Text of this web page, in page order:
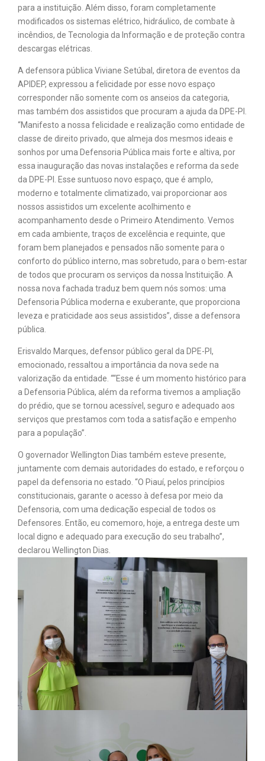
para a instituição. Além disso, foram completamente
modificados os sistemas elétrico, hidráulico, de combate à
incêndios, de Tecnologia da Informação e de proteção contra
descargas elétricas.
A defensora pública Viviane Setúbal, diretora de eventos da
APIDEP, expressou a felicidade por esse novo espaço
corresponder não somente com os anseios da categoria,
mas também dos assistidos que procuram a ajuda da DPE-PI.
“Manifesto a nossa felicidade e realização como entidade de
classe de direito privado, que almeja dos mesmos ideais e
sonhos por uma Defensoria Pública mais forte e altiva, por
essa inauguração das novas instalações e reforma da sede
da DPE-PI. Esse suntuoso novo espaço, que é amplo,
moderno e totalmente climatizado, vai proporcionar aos
nossos assistidos um excelente acolhimento e
acompanhamento desde o Primeiro Atendimento. Vemos
em cada ambiente, traços de excelência e requinte, que
foram bem planejados e pensados não somente para o
conforto do público interno, mas sobretudo, para o bem-estar
de todos que procuram os serviços da nossa Instituição. A
nossa nova fachada traduz bem quem nós somos: uma
Defensoria Pública moderna e exuberante, que proporciona
leveza e praticidade aos seus assistidos”, disse a defensora
pública.
Erisvaldo Marques, defensor público geral da DPE-PI,
emocionado, ressaltou a importância da nova sede na
valorização da entidade. ““Esse é um momento histórico para
a Defensoria Pública, além da reforma tivemos a ampliação
do prédio, que se tornou acessível, seguro e adequado aos
serviços que prestamos com toda a satisfação e empenho
para a população”.
O governador Wellington Dias também esteve presente,
juntamente com demais autoridades do estado, e reforçou o
papel da defensoria no estado. “O Piauí, pelos princípios
constitucionais, garante o acesso à defesa por meio da
Defensoria, com uma dedicação especial de todos os
Defensores. Então, eu comemoro, hoje, a entrega deste um
local digno e adequado para execução do seu trabalho”,
declarou Wellington Dias.